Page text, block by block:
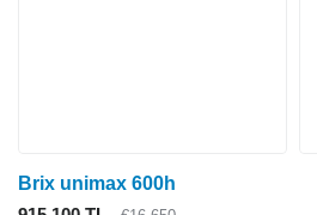
Brix unimax 600h